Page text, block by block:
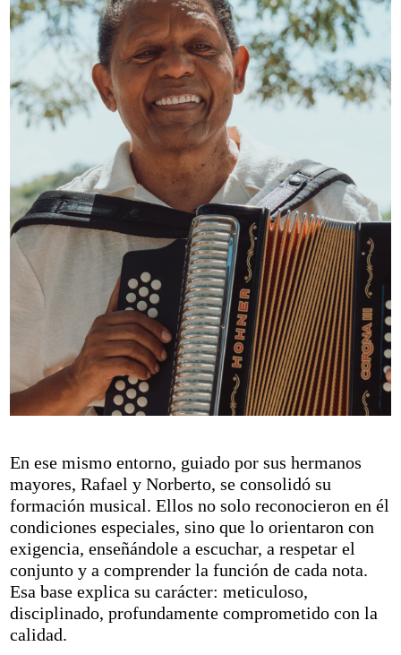
En ese mismo entorno, guiado por sus hermanos
mayores, Rafael y Norberto, se consolidó su
formación musical. Ellos no solo reconocieron en él
condiciones especiales, sino que lo orientaron con
exigencia, enseñándole a escuchar, a respetar el
conjunto y a comprender la función de cada nota.
Esa base explica su carácter: meticuloso,
disciplinado, profundamente comprometido con la
calidad.